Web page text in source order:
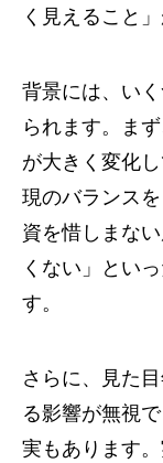
く見えること
背景には、い
られます。ま
が大きく変化
現のバランス
資を惜しまな
くない」とい
す。
さらに、見た
る影響が無視
実もあります